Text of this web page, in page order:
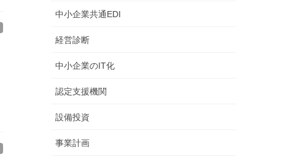
中小企業共通EDI
経営診断
中小企業のIT化
認定支援機関
設備投資
事業計画